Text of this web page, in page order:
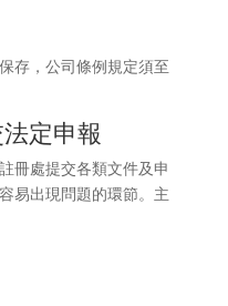
存，公司條例規定須至
定申報
冊處提交各類文件及申
易出現問題的環節。主